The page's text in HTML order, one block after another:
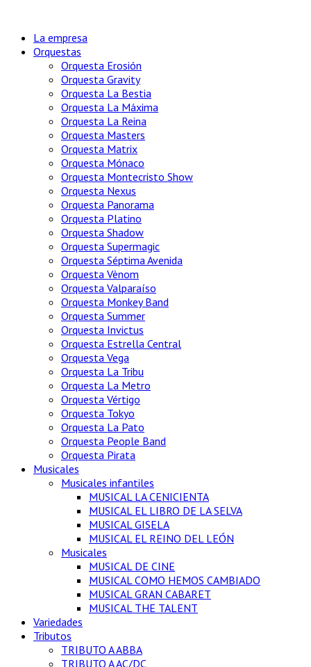
La empresa
Orquestas
Orquesta Erosión
Orquesta Gravity
Orquesta La Bestia
Orquesta La Máxima
Orquesta La Reina
Orquesta Masters
Orquesta Matrix
Orquesta Mónaco
Orquesta Montecristo Show
Orquesta Nexus
Orquesta Panorama
Orquesta Platino
Orquesta Shadow
Orquesta Supermagic
Orquesta Séptima Avenida
Orquesta Vènom
Orquesta Valparaíso
Orquesta Monkey Band
Orquesta Summer
Orquesta Invictus
Orquesta Estrella Central
Orquesta Vega
Orquesta La Tribu
Orquesta La Metro
Orquesta Vértigo
Orquesta Tokyo
Orquesta La Pato
Orquesta People Band
Orquesta Pirata
Musicales
Musicales infantiles
MUSICAL LA CENICIENTA
MUSICAL EL LIBRO DE LA SELVA
MUSICAL GISELA
MUSICAL EL REINO DEL LEÓN
Musicales
MUSICAL DE CINE
MUSICAL COMO HEMOS CAMBIADO
MUSICAL GRAN CABARET
MUSICAL THE TALENT
Variedades
Tributos
TRIBUTO A ABBA
TRIBUTO A AC/DC